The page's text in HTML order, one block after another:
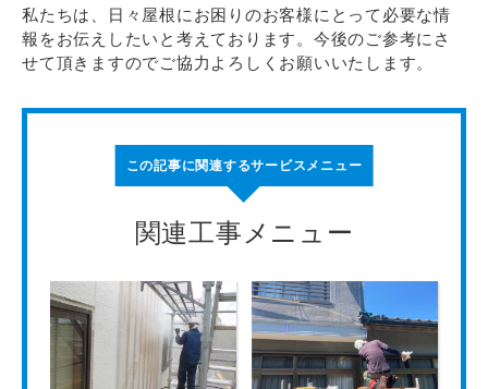
私たちは、日々屋根にお困りのお客様にとって必要な情
報をお伝えしたいと考えております。今後のご参考にさ
せて頂きますのでご協力よろしくお願いいたします。
この記事に関連するサービスメニュー
関連工事メニュー